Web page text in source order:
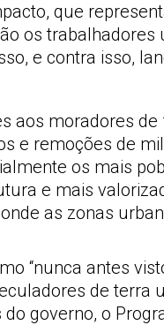
que
os
e contra isso,
aos moradores
e remoções de
os mais
e mais
as zonas
“nunca antes
de
governo, o